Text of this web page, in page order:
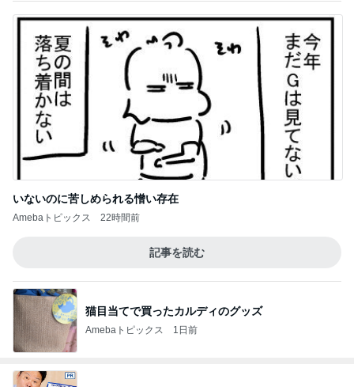
いないのに苦しめられる憎い存在
Amebaトピックス 22時間前
記事を読む
猫目当てで買ったカルディのグッズ
Amebaトピックス 1日前